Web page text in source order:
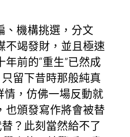
、機構挑選，分文
不竭發財，並且極速
前的“重生”已然成
留下昔時那般純真
，仿佛一場反動就
也頒發寫作將會被替
？此刻當然給不了